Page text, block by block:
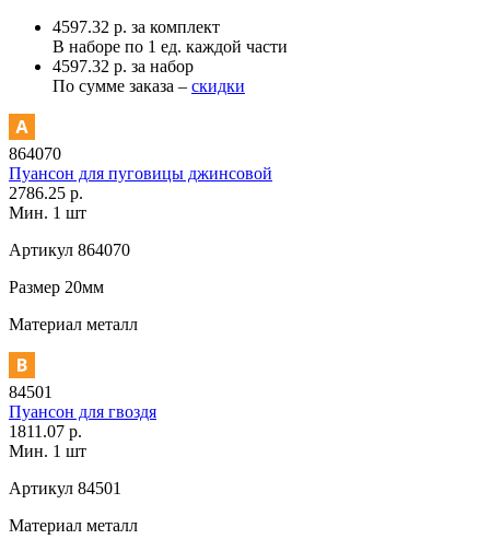
4597.32 р. за комплект
В наборе по 1 ед. каждой части
4597.32 р. за набор
По сумме заказа – скидки
864070
Пуансон для пуговицы джинсовой
2786.25 р.
Мин. 1 шт
Артикул 864070
Размер 20мм
Материал металл
84501
Пуансон для гвоздя
1811.07 р.
Мин. 1 шт
Артикул 84501
Материал металл